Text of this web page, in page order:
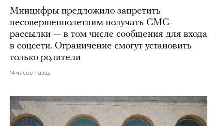
Минцифры предложило запретить
несовершеннолетним получать СМС-
рассылки — в том числе сообщения для входа
в соцсети. Ограничение смогут установить
только родители
14 часов назад